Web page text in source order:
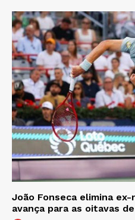
João Fonseca elimina
avança para as oitavas